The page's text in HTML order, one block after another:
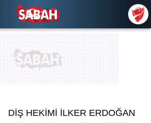
DİŞ HEKİMİ İLKER ERDOĞAN